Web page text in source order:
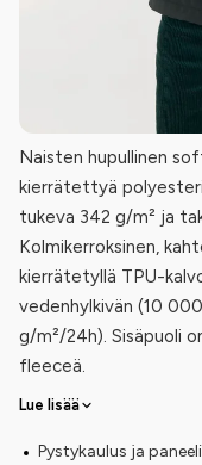
Naisten hupullinen
kierrätettyä
tukeva 342 g/m² ja
Kolmikerroksinen,
kierrätetyllä TPU-
vedenhylkivän (10
g/m²/24h). Sisäpuoli
fleeceä.
Lue lisää
Pystykaulus ja